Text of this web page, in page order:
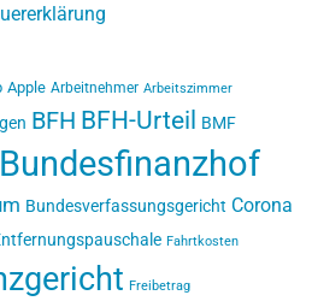
Apple Arbeitnehmer Arbeitszimmer
BFH BFH-Urteil BMF
Bundesfinanzhof
Bundesverfassungsgericht Corona
Fahrtkosten
Freibetrag